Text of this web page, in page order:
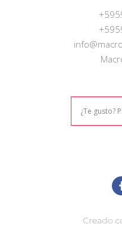
¿Te gusto?